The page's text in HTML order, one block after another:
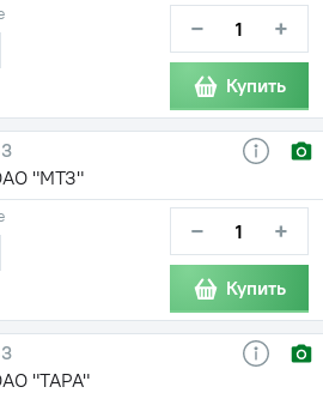
− +
Купить
"МТЗ"
− +
Купить
"ТАРА"